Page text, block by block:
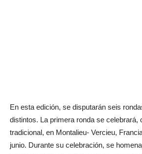
En esta edición, se disputarán seis
distintos. La primera ronda se celebrará,
tradicional, en Montalieu- Vercieu,
junio. Durante su celebración, se